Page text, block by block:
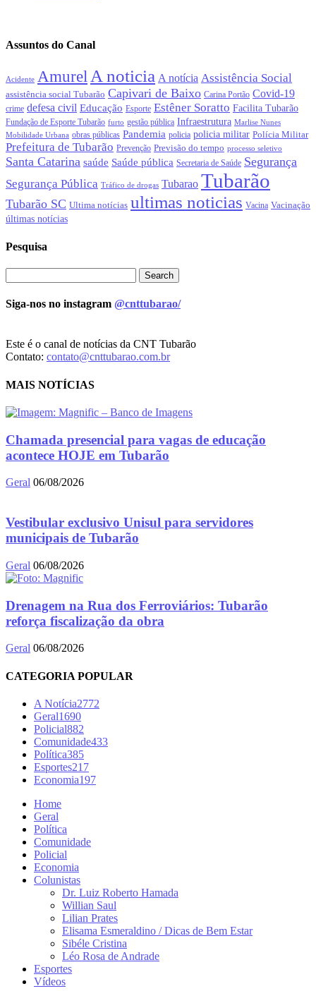
Assuntos do Canal
Acidente Amurel A noticia A notícia Assistência Social
assistência social Tubarão Capivari de Baixo Carina Portão Covid-19
crime defesa civil Educação Esporte Estêner Soratto Facilita Tubarão
Fundação de Esporte Tubarão furto gestão pública Infraestrutura Marlise Nunes
Mobilidade Urbana obras públicas Pandemia policia policia militar Polícia Militar
Prefeitura de Tubarão Prevenção Previsão do tempo processo seletivo
Santa Catarina saúde Saúde pública Secretaria de Saúde Segurança
Segurança Pública Tráfico de drogas Tubarao Tubarão
Tubarão SC Ultima notícias ultimas noticias Vacina Vacinação
últimas notícias
Pesquisa
Siga-nos no instagram @cnttubarao/
Este é o canal de notícias da CNT Tubarão
Contato: contato@cnttubarao.com.br
MAIS NOTÍCIAS
Chamada presencial para vagas de educação
acontece HOJE em Tubarão
Geral 06/08/2026
Vestibular exclusivo Unisul para servidores
municipais de Tubarão
Geral 06/08/2026
Drenagem na Rua dos Ferroviários: Tubarão
reforça fiscalização da obra
Geral 06/08/2026
CATEGORIA POPULAR
A Notícia2772
Geral1690
Policial882
Comunidade433
Política385
Esportes217
Economia197
Home
Geral
Política
Comunidade
Policial
Economia
Colunistas
Dr. Luiz Roberto Hamada
Willian Saul
Lilian Prates
Elisama Esmeraldino / Dicas de Bem Estar
Sibéle Cristina
Léo Rosa de Andrade
Esportes
Vídeos